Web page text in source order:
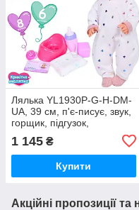
Лялька YL1930P-G-H-DM-
UA, 39 см, п'є-писує, звук,
горщик, підгузок,
пляшечка, соска, кубик, 2
різновиди, на батар
1 145 ₴
Купити
Акційні пропозиції та